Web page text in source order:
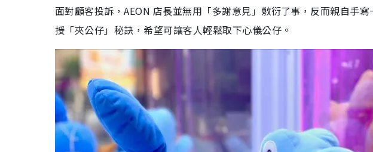
面對顧客投訴，AEON 店長並無用「多謝意見」敷衍了事，反而親自手
授「夾公仔」秘訣，希望可讓客人輕鬆取下心儀公仔。